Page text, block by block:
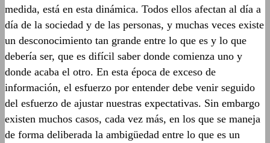
medida, está en esta dinámica. Todos ellos afectan al día a
día de la sociedad y de las personas, y muchas veces existe
un desconocimiento tan grande entre lo que es y lo que
debería ser, que es difícil saber donde comienza uno y
donde acaba el otro. En esta época de exceso de
información, el esfuerzo por entender debe venir seguido
del esfuerzo de ajustar nuestras expectativas. Sin embargo
existen muchos casos, cada vez más, en los que se maneja
de forma deliberada la ambigüedad entre lo que es un